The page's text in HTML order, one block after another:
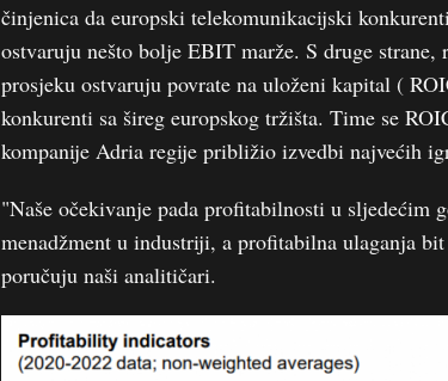
činjenica da europski telekomunikacijski
ostvaruju nešto bolje EBIT marže. S druge
prosjeku ostvaruju povrate na uloženi kapital (
konkurenti sa šireg europskog tržišta. Time se
kompanije Adria regije približio izvedbi najvećih
"Naše očekivanje pada profitabilnosti u sljedećim
menadžment u industriji, a profitabilna ulaganja
poručuju naši analitičari.